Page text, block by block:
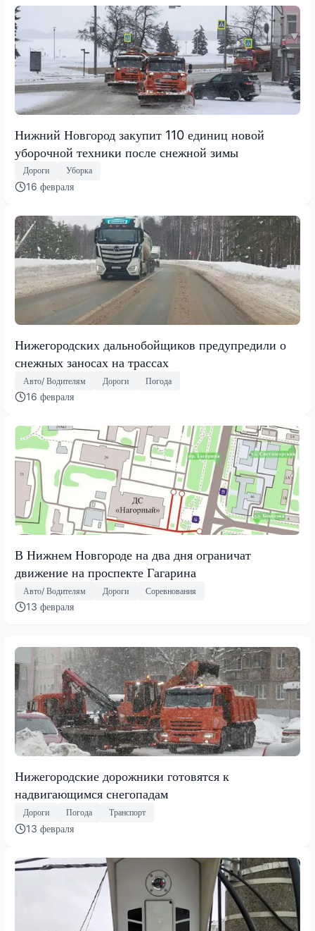
Нижний Новгород закупит 110 единиц новой
уборочной техники после снежной зимы
Дороги Уборка
16 февраля
Нижегородских дальнобойщиков предупредили о
снежных заносах на трассах
Авто/ Водителям Дороги Погода
16 февраля
В Нижнем Новгороде на два дня ограничат
движение на проспекте Гагарина
Авто/ Водителям Дороги Соревнования
13 февраля
Нижегородские дорожники готовятся к
надвигающимся снегопадам
Дороги Погода Транспорт
13 февраля